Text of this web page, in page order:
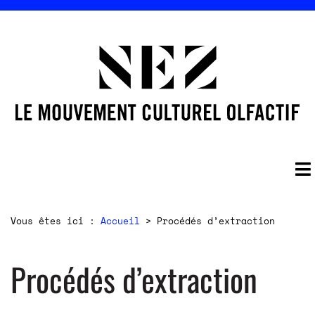
Vous êtes ici : Accueil > Procédés d’extraction
Procédés d’extraction